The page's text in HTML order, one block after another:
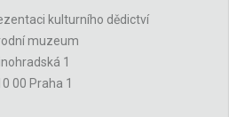
kulturního dědictví
muzeum
1
00 Praha 1